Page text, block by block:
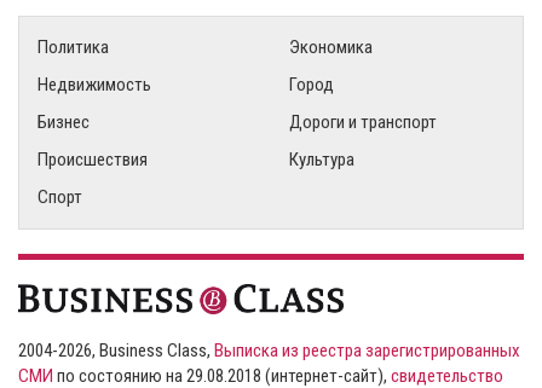
Политика
Экономика
Недвижимость
Город
Бизнес
Дороги и транспорт
Происшествия
Культура
Спорт
2004-2026, Business Class, Выписка из реестра зарегистрированных
СМИ по состоянию на 29.08.2018 (интернет-сайт), свидетельство